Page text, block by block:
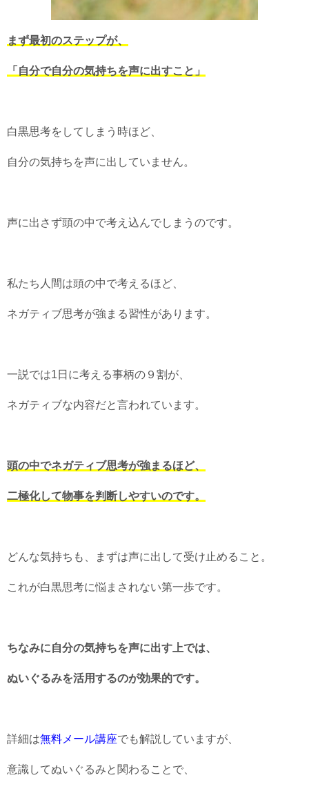
まず最初のステップが、
「自分で自分の気持ちを声に出すこと」
白黒思考をしてしまう時ほど、
自分の気持ちを声に出していません。
声に出さず頭の中で考え込んでしまうのです。
私たち人間は頭の中で考えるほど、
ネガティブ思考が強まる習性があります。
一説では1日に考える事柄の９割が、
ネガティブな内容だと言われています。
頭の中でネガティブ思考が強まるほど、
二極化して物事を判断しやすいのです。
どんな気持ちも、まずは声に出して受け止めること。
これが白黒思考に悩まされない第一歩です。
ちなみに自分の気持ちを声に出す上では、
ぬいぐるみを活用するのが効果的です。
詳細は無料メール講座でも解説していますが、
意識してぬいぐるみと関わることで、